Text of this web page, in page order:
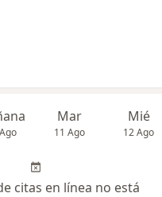
Mar
11 Ago
Mié
12 Ago
citas en línea no está